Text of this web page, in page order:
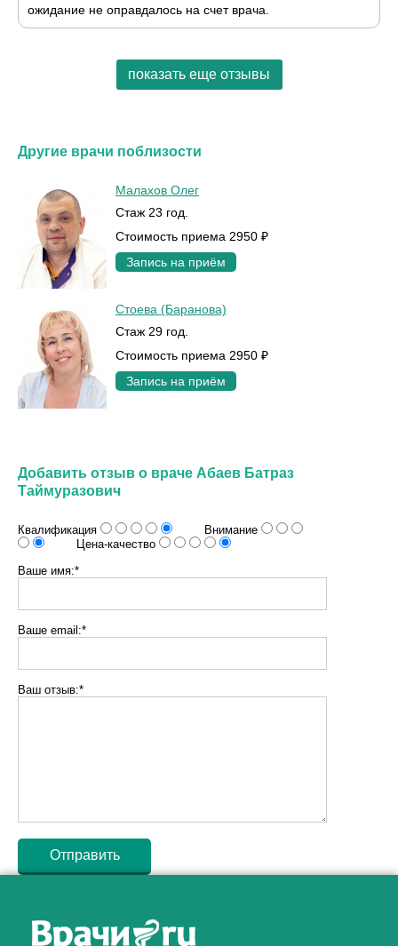
ожидание не оправдалось на счет врача.
показать еще отзывы
Другие врачи поблизости
Малахов Олег
Стаж 23 год.
Стоимость приема 2950 ₽
Запись на приём
Стоева (Баранова)
Стаж 29 год.
Стоимость приема 2950 ₽
Запись на приём
Добавить отзыв о враче Абаев Батраз
Таймуразович
Квалификация
Внимание
Цена-качество
Ваше имя:*
Ваше email:*
Ваш отзыв:*